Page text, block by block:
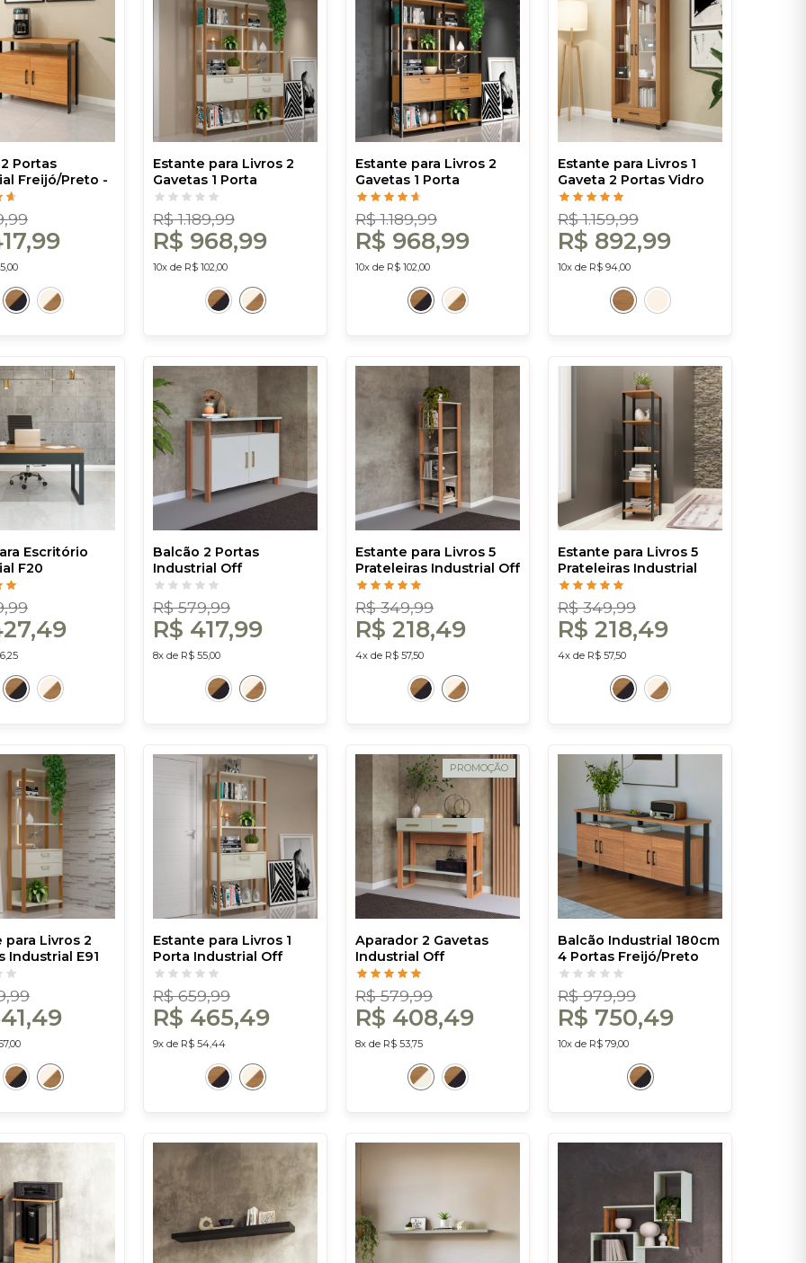
Portas
Freijó/Preto -
Estante para Livros 2
Gavetas 1 Porta
Industrial Off
White/Freijó - Dalla
Costa
R$ 1.189,99
R$ 968,99
10x de R$ 102,00
Estante para Livros 2
Gavetas 1 Porta
Industrial Freijó/Preto -
Dalla Costa
R$ 1.189,99
R$ 968,99
10x de R$ 102,00
Estante para Livros 1
Gaveta 2 Portas Vidro
Industrial Freijó - Dalla
Costa
R$ 1.159,99
R$ 892,99
10x de R$ 94,00
Escritório
F20
- Dalla
Balcão 2 Portas
Industrial Off
White/Freijó - Dalla
Costa
R$ 579,99
R$ 417,99
8x de R$ 55,00
Estante para Livros 5
Prateleiras Industrial Off
White/Freijó - Dalla
Costa
R$ 349,99
R$ 218,49
4x de R$ 57,50
Estante para Livros 5
Prateleiras Industrial
Freijó/Preto - Dalla
Costa
R$ 349,99
R$ 218,49
4x de R$ 57,50
para Livros 2
Industrial E91
Freijó -
Estante para Livros 1
Porta Industrial Off
White/Freijó - Dalla
Costa
R$ 659,99
R$ 465,49
9x de R$ 54,44
PROMOÇÃO
Aparador 2 Gavetas
Industrial Off
White/Freijó - Dalla
Costa
R$ 579,99
R$ 408,49
8x de R$ 53,75
Balcão Industrial 180cm
4 Portas Freijó/Preto
Fosco - Dalla Costa
R$ 979,99
R$ 750,49
10x de R$ 79,00